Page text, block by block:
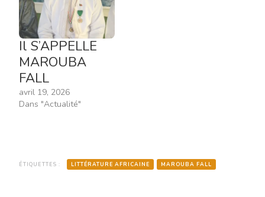
Il S’APPELLE
MAROUBA
FALL
avril 19, 2026
Dans "Actualité"
ÉTIQUETTES : LITTÉRATURE AFRICAINE MAROUBA FALL